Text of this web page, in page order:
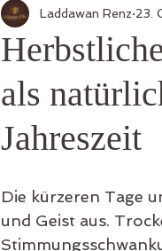
als
Jahreszeit
Laddawan Renz 23.
Die kürzeren Tage
und Geist aus.